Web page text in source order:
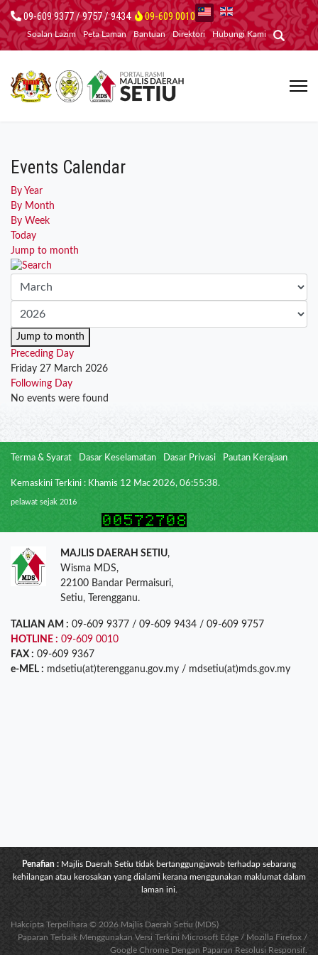
09-609 9377 / 9757 / 9434 09-609 0010
Soalan Lazim Peta Laman Bantuan Direktori Hubungi Kami
Events Calendar
By Year
By Month
By Week
Today
Jump to month
Jump to month
Preceding Day
Friday 27 March 2026
Following Day
No events were found
Terma & Syarat Dasar Keselamatan Dasar Privasi Pautan Kerajaan
Kemaskini Terkini : Khamis 12 Mac 2026, 06:55:38.
pelawat sejak 2016
MAJLIS DAERAH SETIU,
Wisma MDS,
22100 Bandar Permaisuri,
Setiu, Terengganu.
TALIAN AM : 09-609 9377 / 09-609 9434 / 09-609 9757
HOTLINE : 09-609 0010
FAX : 09-609 9367
e-MEL : mdsetiu(at)terengganu.gov.my / mdsetiu(at)mds.gov.my
Penafian : Majlis Daerah Setiu tidak bertanggungjawab terhadap sebarang
kehilangan atau kerosakan yang dialami kerana menggunakan maklumat dalam
laman ini.
Hakcipta Terpelihara © 2026 Majlis Daerah Setiu (MDS)
Paparan Terbaik Menggunakan Versi Terkini Microsoft Edge / Mozilla Firefox /
Google Chrome Dengan Paparan Resolusi Responsif.